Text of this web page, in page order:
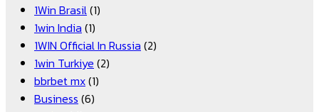
1Win Brasil(1)
1win India (1)
1WIN Official In Russia (2)
1win Turkiye (2)
bbrbet mx(1)
Business (6)